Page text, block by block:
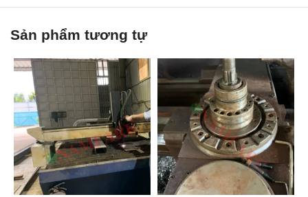
Sản phẩm tương tự